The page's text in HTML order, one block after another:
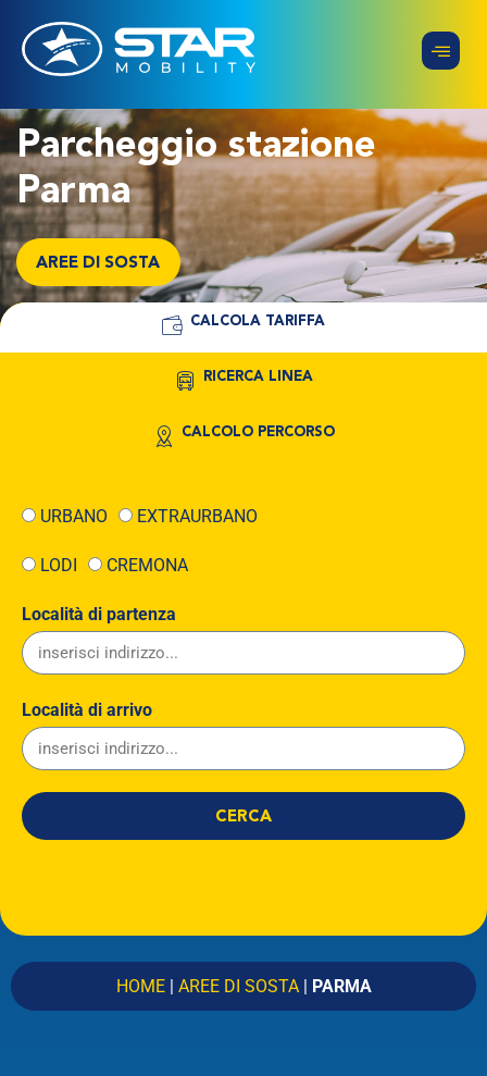
CALCOLA TARIFFA
RICERCA LINEA
CALCOLO PERCORSO
URBANO EXTRAURBANO
LODI CREMONA
Località di partenza
Località di arrivo
CERCA
Linea
Partenza
Parcheggio stazione
Parma
AREE DI SOSTA
HOME| AREE DI SOSTA| PARMA